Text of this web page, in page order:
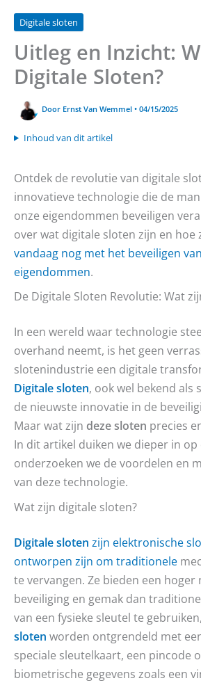
Digitale sloten
Uitleg en Inzicht:
Digitale Sloten?
Door Ernst Van Wemmel • 04/15/2025
Inhoud van dit artikel
Ontdek de revolutie van digitale
innovatieve technologie die de
onze eigendommen beveiligen
over wat digitale sloten zijn en hoe
vandaag nog met het beveiligen
eigendommen.
De Digitale Sloten Revolutie: Wat
In een wereld waar technologie
overhand neemt, is het geen
slotenindustrie een digitale
Digitale sloten, ook wel bekend als
de nieuwste innovatie in de
Maar wat zijn deze sloten precies
In dit artikel duiken we dieper in op
onderzoeken we de voordelen en
van deze technologie.
Wat zijn digitale sloten?
Digitale sloten zijn elektronische
ontworpen zijn om traditionele
te vervangen. Ze bieden een hoger
beveiliging en gemak dan
van een fysieke sleutel te
sloten worden ontgrendeld met
speciale sleutelkaart, een pincode
biometrische gegevens zoals een